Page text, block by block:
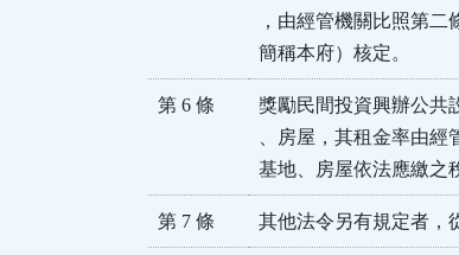
，由經管機關比照第
簡稱本府）核定。
第 6 條
獎勵民間投資興辦公共
、房屋，其租金率由
基地、房屋依法應繳之
第 7 條 其他法令另有規定者，